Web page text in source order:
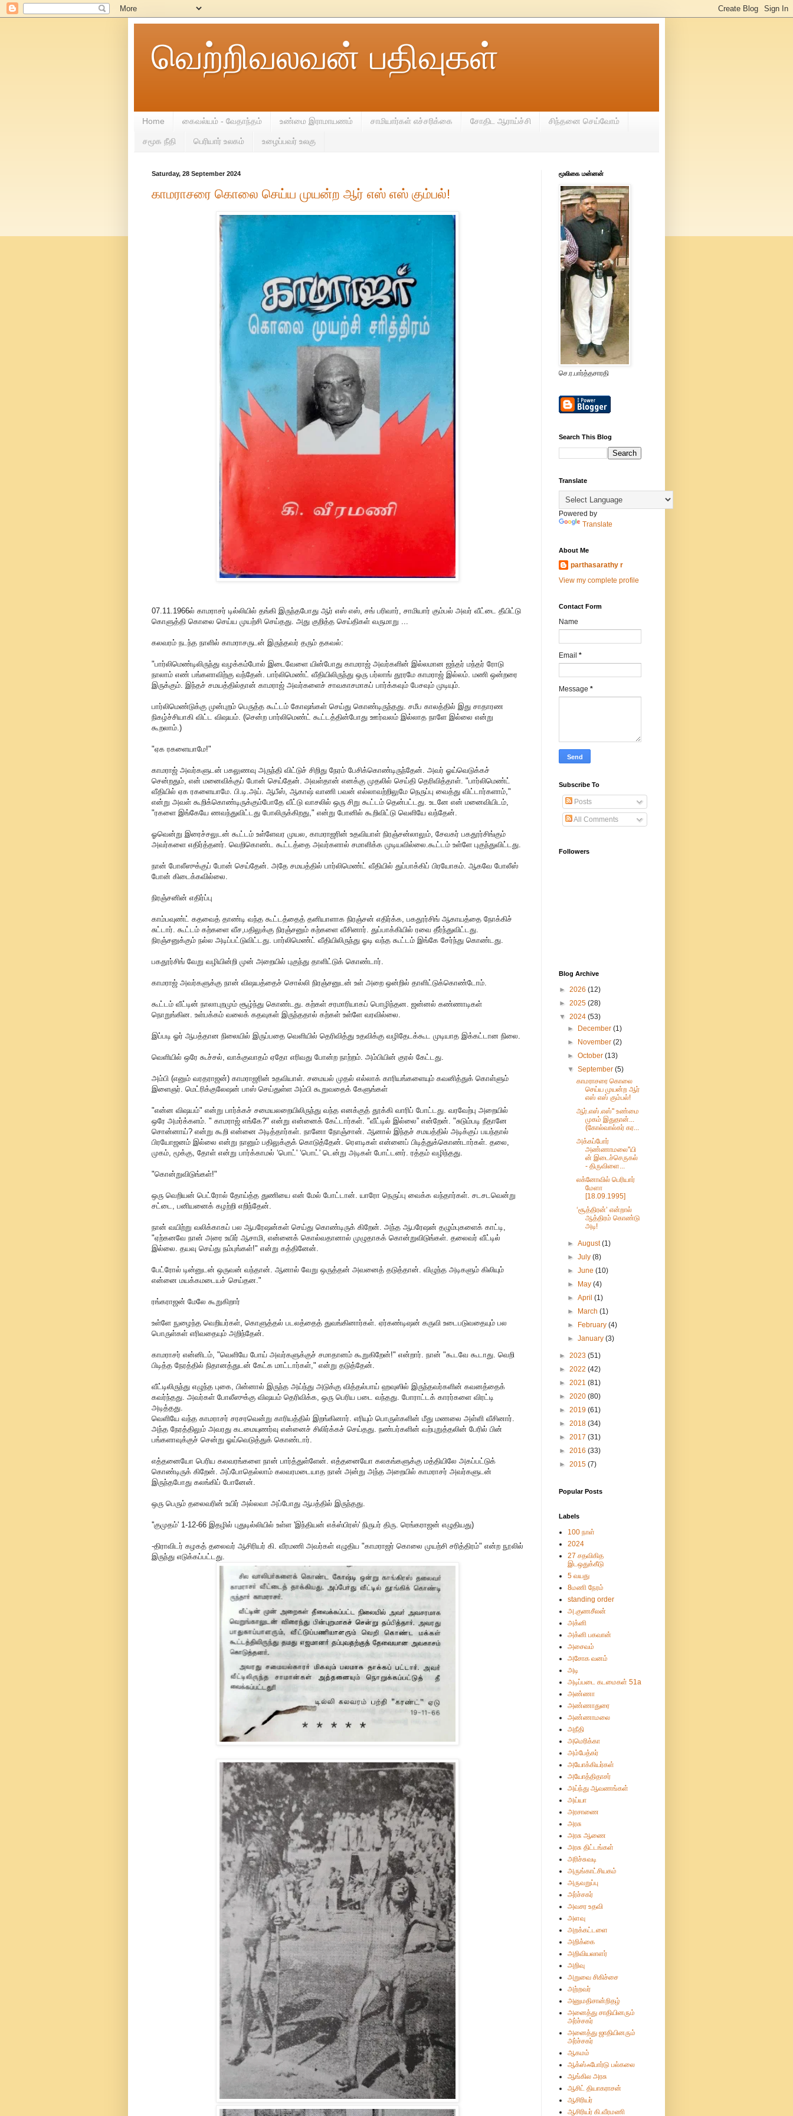
வெற்றிவலவன் பதிவுகள்
Home கைவல்யம் - வேதாந்தம் உண்மை இராமாயணம் சாமியார்கள் எச்சரிக்கை சோதிட ஆராய்ச்சி சிந்தனை செய்வோம்
சமூக நீதி பெரியார் உலகம் உழைப்பவர் உலகு
Saturday, 28 September 2024
காமராசரை கொலை செய்ய முயன்ற ஆர் எஸ் எஸ் கும்பல்!
07.11.1966ல் காமராசர் டில்லியில் தங்கி இருந்தபோது ஆர் எஸ் எஸ், சங் பரிவார், சாமியார் கும்பல் அவர் வீட்டை தீயிட்டு
கொளுத்தி கொலை செய்ய முயற்சி செய்தது. அது குறித்த செய்திகள் வருமாறு ...
கலவரம் நடந்த நாளில் காமராசருடன் இருந்தவர் தரும் தகவல்:
"பார்லிமெண்டிலிருந்து வழக்கம்போல் இடைவேளை யின்போது காமராஜ் அவர்களின் இல்லமான ஜந்தர் மந்தர் ரோடு
நாலாம் எண் பங்களாவிற்கு வந்தேன். பார்லிமெண்ட் வீதியிலிருந்து ஒரு பர்லாங் தூரமே காமராஜ் இல்லம். மணி ஒன்றரை
இருக்கும். இந்தச் சமயத்தில்தான் காமராஜ் அவர்களைச் சாவகாசமாகப் பார்க்கவும் பேசவும் முடியும்.
பார்லிமெண்டுக்கு முன்புறம் பெருத்த கூட்டம் கோஷங்கள் செய்து கொண்டிருந்தது. சமீப காலத்தில் இது சாதாரண
நிகழ்ச்சியாகி விட்ட விஷயம். (சென்ற பார்லிமெண்ட் கூட்டத்தின்போது ஊர்வலம் இல்லாத நாளே இல்லை என்று
கூறலாம்.)
"ஏக ரகளையாமே!"
காமராஜ் அவர்களுடன் பகலுணவு அருந்தி விட்டுச் சிறிது நேரம் பேசிக்கொண்டிருந்தேன். அவர் ஓய்வெடுக்கச்
சென்றதும், என் மனைவிக்குப் போன் செய்தேன். அவள்தான் எனக்கு முதலில் செய்தி தெரிவித்தாள். "பார்லிமெண்ட்
வீதியில் ஏக ரகளையாமே. பி.டி.அய். ஆபீஸ், ஆகாஷ் வாணி பவன் எல்லாவற்றிலுமே நெருப்பு வைத்து விட்டார்களாம்,"
என்று அவள் கூறிக்கொண்டிருக்கும்போதே வீட்டு வாசலில் ஒரு சிறு கூட்டம் தென்பட்டது. உடனே என் மனைவியிடம்,
"ரகளை இங்கேயே ணவந்துவிட்டது போலிருக்கிறது," என்று போனில் கூறிவிட்டு வெளியே வந்தேன்.
ஓவென்று இரைச்சலுடன் கூட்டம் உள்ளேவர முயல, காமராஜரின் உதவியாள் நிரஞ்சன்லாலும், சேவகர் பகதூர்சிங்கும்
அவர்களை எதிர்த்தனர். வெறிகொண்ட கூட்டத்தை அவர்களால் சமாளிக்க முடியவில்லை.கூட்டம் உள்ளே புகுந்துவிட்டது.
நான் போலீஸுக்குப் போன் செய்தேன். அதே சமயத்தில் பார்லிமெண்ட் வீதியில் துப்பாக்கிப் பிரயோகம். ஆகவே போலீஸ்
போன் கிடைக்கவில்லை.
நிரஞ்சனின் எதிர்ப்பு
காம்பவுண்ட் கதவைத் தாண்டி வந்த கூட்டத்தைத் தனியாளாக நிரஞ்சன் எதிர்க்க, பகதூர்சிங் ஆகாயத்தை நோக்கிச்
சுட்டார். கூட்டம் கற்களை வீச,பதிலுக்கு நிரஞ்சனும் கற்களை வீசினார். துப்பாக்கியில் ரவை தீர்ந்துவிட்டது.
நிரஞ்சனுக்கும் நல்ல அடிப்பட்டுவிட்டது. பார்லிமெண்ட் வீதியிலிருந்து ஓடி வந்த கூட்டம் இங்கே சேர்ந்து கொண்டது.
பகதூர்சிங் வேறு வழியின்றி முன் அறையில் புகுந்து தாளிட்டுக் கொண்டார்.
காமராஜ் அவர்களுக்கு நான் விஷயத்தைச் சொல்லி நிரஞ்சனுடன் உள் அறை ஒன்றில் தாளிட்டுக்கொண்டோம்.
கூட்டம் வீட்டின் நாலாபுறமும் சூழ்ந்து கொண்டது. கற்கள் சரமாரியாகப் பொழிந்தன. ஜன்னல் கண்ணாடிகள்
நொறுங்கின. உள்பக்கம் வலைக் கதவுகள் இருந்ததால் கற்கள் உள்ளே வரவில்லை.
இப்படி ஓர் ஆபத்தான நிலையில் இருப்பதை வெளியில் தெரிவித்து உதவிக்கு வழிதேடக்கூட முடியாத இக்கட்டான நிலை.
வெளியில் ஒரே கூச்சல், வாக்குவாதம் ஏதோ எரிவது போன்ற நாற்றம். அம்பியின் குரல் கேட்டது.
அம்பி (எனும் வரதராஜன்) காமராஜரின் உதவியாள். சமையல் முதல் எல்லாக் காரியங்களையும் கவனித்துக் கொள்ளும்
இளைஞர். மெட்ரிக்குலேஷன் பாஸ் செய்துள்ள அம்பி கூறுவதைக் கேளுங்கள்
"என்ன விஷயம்" என்று பார்க்கச் சமையலறையிலிருந்து வந்த எனக்குத் தூக்கி வாரிப் போட்டது. வரவேற்பு அறையில்
ஒரே அமர்க்களம். " காமராஜ் எங்கே?" என்று என்னைக் கேட்டார்கள். "வீட்டில் இல்லை” என்றேன். "சுடும்படி நீதானே
சொன்னாய்? என்று கூறி என்னை அடித்தார்கள். நானோ நோஞ்சான். ஆனால் இந்தச் சமயத்தில் அடிக்குப் பயந்தால்
பிரயோஜனம் இல்லை என்று நானும் பதிலுக்குக் கொடுத்தேன். ரௌடிகள் என்னைப் பிடித்துக்கொண்டார்கள். தலை,
முகம், மூக்கு, தோள் என்று பார்க்காமல் ‘பொட்' ‘பொட்' டென்று அடிகள் போட்டனர். ரத்தம் வழிந்தது.
"கொன்றுவிடுங்கள்!"
ஒரு வெறியன் பெட்ரோல் தோய்த்த துணியை என் மேல் போட்டான். யாரோ நெருப்பு வைக்க வந்தார்கள். சடசடவென்று
சட்டை, பனியனைக் கழற்றி எறிந்தேன்.
நான் வயிற்று வலிக்காகப் பல ஆபரேஷன்கள் செய்து கொண்டிருக் கிறேன். அந்த ஆபரேஷன் தழும்புகளைக் காட்டி,
"ஏற்கனவே நான் அரை உயிர் ஆசாமி, என்னைக் கொல்வதானால் முழுதாகக் கொன்றுவிடுங்கள். தலைவர் வீட்டில்
இல்லை. தயவு செய்து நம்புங்கள்!" என்று கத்தினேன்.
பேட்ரோல் டின்னுடன் ஒருவன் வந்தான். ஆனால் வேறு ஒருத்தன் அவனைத் தடுத்தான். விழுந்த அடிகளும் கிலியும்
என்னை மயக்கமடையச் செய்தன."
ரங்கராஜன் மேலே கூறுகிறார்
உள்ளே நுழைந்த வெறியர்கள், கொளுத்தல் படலத்தைத் துவங்கினார்கள். ஏர்கண்டிஷன் கருவி உடைபடுவதையும் பல
பொருள்கள் எரிவதையும் அறிந்தேன்.
காமராசர் என்னிடம், "வெளியே போய் அவர்களுக்குச் சமாதானம் கூறுகிறேன்!" என்றார். நான் "கூடவே கூடாது. வெறி
பிடித்த நேரத்தில் நிதானத்துடன் கேட்க மாட்டார்கள்," என்று தடுத்தேன்.
வீட்டிலிருந்து எழுந்த புகை, பின்னால் இருந்த அய்ந்து அடுக்கு வித்தல்பாய் ஹவுஸில் இருந்தவர்களின் கவனத்தைக்
கவர்ந்தது. அவர்கள் போலீஸுக்கு விஷயம் தெரிவிக்க, ஒரு பெரிய படை வந்தது. போராட்டக் காரர்களை விரட்டி
அடித்தது.
வெளியே வந்த காமராசர் சரசரவென்று காரியத்தில் இறங்கினார். எரியும் பொருள்களின் மீது மணலை அள்ளி வீசினார்.
அந்த நேரத்திலும் அவரது கடமையுணர்வு என்னைச் சிலிர்க்கச் செய்தது. நண்பர்களின் வற்புறுத்தலின் பேரில் பின்
பங்களாவுக்குச் சென்று ஓய்வெடுத்துக் கொண்டார்.
எத்தனையோ பெரிய கலவரங்களை நான் பார்த்துள்ளேன். எத்தனையோ கலகங்களுக்கு மத்தியிலே அகப்பட்டுக்
கொண்டிருக் கிறேன். அப்போதெல்லாம் கலவரமடையாத நான் அன்று அந்த அறையில் காமராசர் அவர்களுடன்
இருந்தபோது கலங்கிப் போனேன்.
ஒரு பெரும் தலைவரின் உயிர் அல்லவா அப்போது ஆபத்தில் இருந்தது.
''குமுதம்' 1-12-66 இதழில் புதுடில்லியில் உள்ள 'இந்தியன் எக்ஸ்பிரஸ்' நிருபர் திரு. ரெங்கராஜன் எழுதியது)
-திராவிடர் கழகத் தலைவர் ஆசிரியர் கி. வீரமணி அவர்கள் எழுதிய "காமராஜர் கொலை முயற்சி சரித்திரம்" என்ற நூலில்
இருந்து எடுக்கப்பட்டது.
மூலிகை மன்னன்
செ.ர.பார்த்தசாரதி
Search This Blog
Translate
Powered by
Translate
About Me
parthasarathy r
View my complete profile
Contact Form
Name
Email *
Message *
Subscribe To
Posts
All Comments
Followers
Blog Archive
► 2026 (12)
► 2025 (28)
▼ 2024 (53)
► December(1)
► November(2)
►October(13)
▼September(5)
காமராசரை கொலை
செய்ய முயன்ற ஆர்
எஸ் எஸ் கும்பல்!
ஆர்.எஸ்.எஸ்" உண்மை
முகம் இதுதான்...
(கோல்வால்கர் கர...
அக்கப்போர்
அண்ணாமலை''யி
ன் இடைச்செருகல்
- திருவிளை...
லக்னோவில் பெரியார்
மேளா
[18.09.1995]
‘சூத்திரன்’ என்றால்
ஆத்திரம் கொண்டு
அடி!
►August(1)
►July(8)
►June(10)
► May(4)
►April(1)
► March(1)
► February(4)
►January(3)
► 2023 (51)
► 2022 (42)
► 2021 (81)
► 2020 (80)
► 2019 (61)
► 2018 (34)
► 2017 (31)
► 2016 (33)
► 2015 (7)
Popular Posts
Labels
100 நாள்
2024
27 சதவிகித
இடஒதுக்கீடு
5 வயது
8மணி நேரம்
standing order
அ.குணசீலன்
அக்னி
அக்னி பகவான்
அசைவம்
அசோக வனம்
அடி
அடிப்படை கடமைகள் 51a
அண்ணா
அண்ணாதுரை
அண்ணாமலை
அநீதி
அமெரிக்கா
அம்பேத்கர்
அயோக்கியர்கள்
அயோத்திதாசர்
அய்ந்து ஆவணங்கள்
அய்யா
அரசாணை
அரசு
அரசு ஆணை
அரசு திட்டங்கள்
அரிச்சுவடி
அருங்காட்சியகம்
அருவறுப்பு
அர்ச்சகர்
அவசர உதவி
அளவு
அறக்கட்டளை
அறிக்கை
அறிவியலாளர்
அறிவு
அறுவை சிகிச்சை
அற்றவர்
அனுமதிசான்றிதழ்
அனைத்து சாதியினரும்
அர்ச்சகர்
அனைத்து ஜாதியினரும்
அர்ச்சகர்
ஆகமம்
ஆக்ஸ்ஃபோர்டு பல்கலை
ஆங்கில அரசு
ஆசிட் தியாகராசன்
ஆசிரியர்
ஆசிரியர் கி.வீரமணி